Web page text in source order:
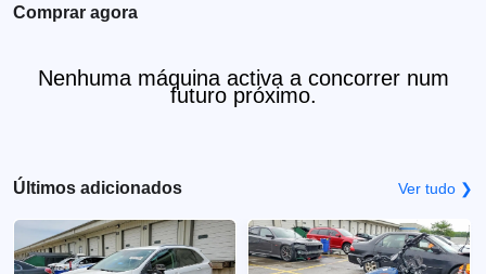
Comprar agora
Nenhuma máquina activa a concorrer num
futuro próximo.
Últimos adicionados Ver tudo ❯